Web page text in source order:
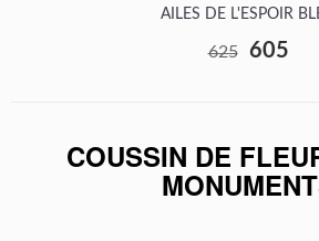
AILES DE L'ESPOIR
625 605
COUSSIN DE